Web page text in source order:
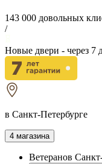
143 000 довольных
/
Новые двери - через 7
в Санкт-Петербурге
4 магазина
Ветеранов